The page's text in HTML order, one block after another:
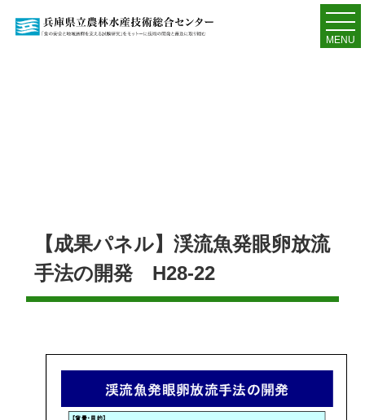
MENU
【成果パネル】渓流魚発眼卵放流
手法の開発 H28-22